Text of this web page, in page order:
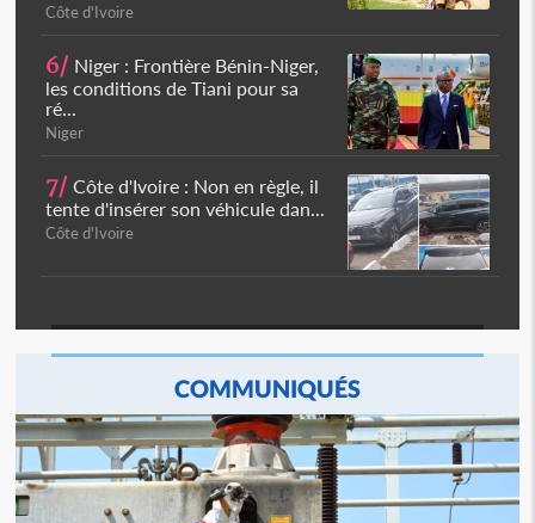
Côte d'Ivoire
6/ Niger : Frontière Bénin-Niger,
les conditions de Tiani pour sa
ré...
Niger
7/ Côte d'Ivoire : Non en règle, il
tente d'insérer son véhicule dan...
Côte d'Ivoire
COMMUNIQUÉS